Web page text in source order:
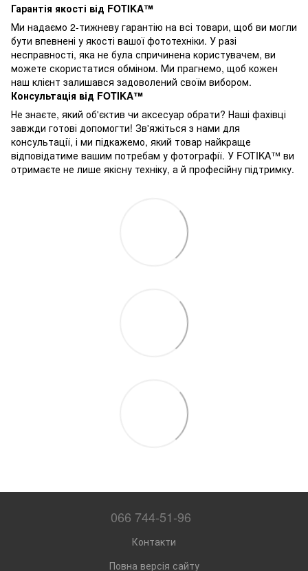
Гарантія якості від FOTIKA™
Ми надаємо 2-тижневу гарантію на всі товари, щоб ви могли
бути впевнені у якості вашої фототехніки. У разі
несправності, яка не була спричинена користувачем, ви
можете скористатися обміном. Ми прагнемо, щоб кожен
наш клієнт залишався задоволений своїм вибором.
Консультація від FOTIKA™
Не знаєте, який об'єктив чи аксесуар обрати? Наші фахівці
завжди готові допомогти! Зв'яжіться з нами для
консультації, і ми підкажемо, який товар найкраще
відповідатиме вашим потребам у фотографії. У FOTIKA™ ви
отримаєте не лише якісну техніку, а й професійну підтримку.
066 744-51-96
Контакти
Повна версія сайту